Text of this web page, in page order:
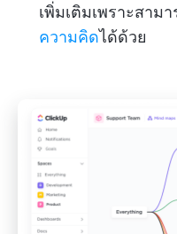
เพิ่มเติมเพราะสาม
ความคิดได้ด้วย